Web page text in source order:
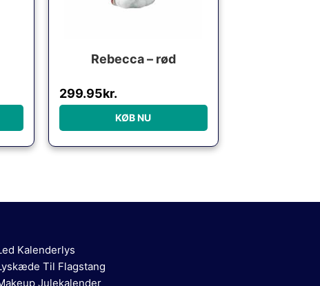
Rebecca – rød
299.95kr.
KØB NU
Kalenderlys
Til Flagstang
Julekalender